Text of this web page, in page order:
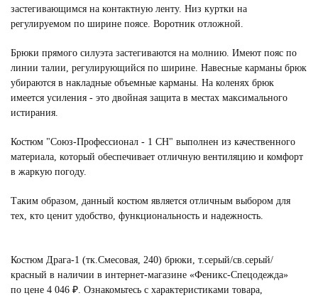
застегивающимся на контактную ленту. Низ куртки на
регулируемом по ширине поясе. Воротник отложной.
Брюки прямого силуэта застегиваются на молнию. Имеют пояс по
линии талии, регулирующийся по ширине. Навесные карманы брюк
убираются в накладные объемные карманы. На коленях брюк
имеется усиления - это двойная защита в местах максимального
истирания.
Костюм "Союз-Профессионал - 1 СН" выполнен из качественного
материала, который обеспечивает отличную вентиляцию и комфорт
в жаркую погоду.
Таким образом, данный костюм является отличным выбором для
тех, кто ценит удобство, функциональность и надежность.
Костюм Драга-1 (тк.Смесовая, 240) брюки, т.серый/св.серый/
красный в наличии в интернет-магазине «Феникс-Спецодежда»
по цене 4 046 ₽. Ознакомьтесь с характеристиками товара,